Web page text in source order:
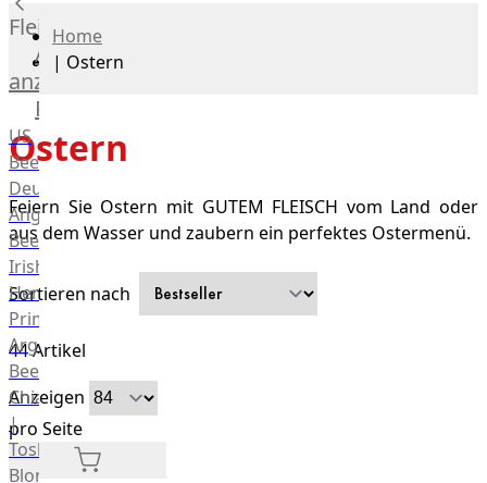
Fleisch
Alle
anzeigen
Rind
US
Beef
Deutsches
Angus
Beef
Irish
Hereford
Prime
Argentina
Beef
Chianina
|
Toskana
Blonda
Home
| Ostern
Ostern
Feiern Sie Ostern mit GUTEM FLEISCH vom Land oder
aus dem Wasser und zaubern ein perfektes Ostermenü.
Sortieren nach
44Artikel
Anzeigen
pro Seite